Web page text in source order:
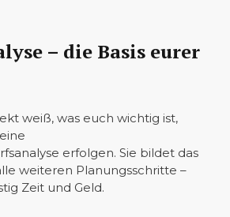
– die Basis eurer
weiß, was euch wichtig ist,
erfolgen. Sie bildet das
weiteren Planungsschritte –
Zeit und Geld.